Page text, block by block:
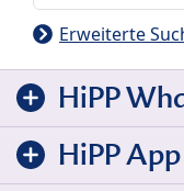
Erweiterte
HiPP
HiPP App